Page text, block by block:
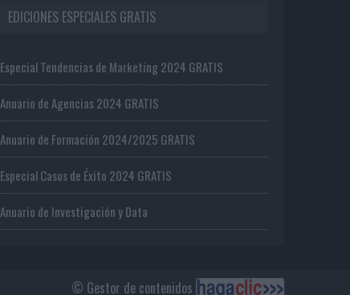
EDICIONES ESPECIALES GRATIS
Especial Tendencias de Marketing 2024 GRATIS
Anuario de Agencias 2024 GRATIS
Anuario de Formación 2024/2025 GRATIS
Especial Casos de Éxito 2024 GRATIS
Anuario de Investigación y Data
© Gestor de contenidos